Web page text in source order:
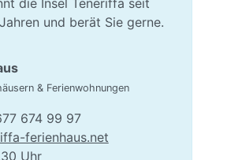
und berät Sie gerne.
& Ferienwohnungen
674 99 97
ferienhaus.net
Uhr